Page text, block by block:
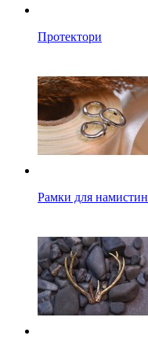
Протектори
Рамки для намистин